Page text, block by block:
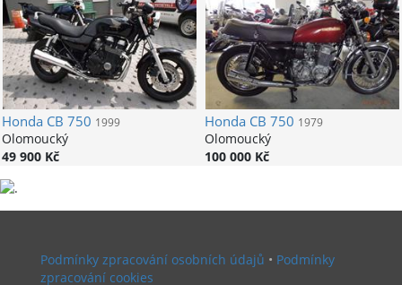
HondaCB 750 1999
Olomoucký
49 900 Kč
HondaCB 750 1979
Olomoucký
100 000 Kč
Podmínky zpracování osobních údajů • Podmínky
zpracování cookies